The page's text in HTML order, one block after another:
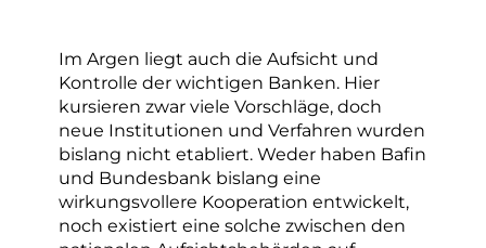
Im Argen liegt auch die Aufsicht und
Kontrolle der wichtigen Banken. Hier
kursieren zwar viele Vorschläge, doch
neue Institutionen und Verfahren wurden
bislang nicht etabliert. Weder haben Bafin
und Bundesbank bislang eine
wirkungsvollere Kooperation entwickelt,
noch existiert eine solche zwischen den